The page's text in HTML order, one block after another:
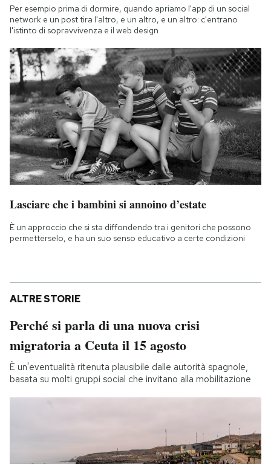
Per esempio prima di dormire, quando apriamo l'app di un social
network e un post tira l'altro, e un altro, e un altro: c'entrano
l'istinto di sopravvivenza e il web design
Lasciare che i bambini si annoino d’estate
È un approccio che si sta diffondendo tra i genitori che possono
permetterselo, e ha un suo senso educativo a certe condizioni
ALTRE STORIE
Perché si parla di una nuova crisi
migratoria a Ceuta il 15 agosto
È un'eventualità ritenuta plausibile dalle autorità spagnole,
basata su molti gruppi social che invitano alla mobilitazione